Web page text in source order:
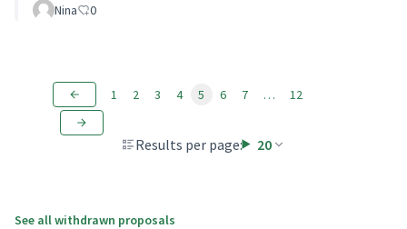
Nina 0
Results per page: 20
1 2 3 4 5 6 7 … 12
See all withdrawn proposals